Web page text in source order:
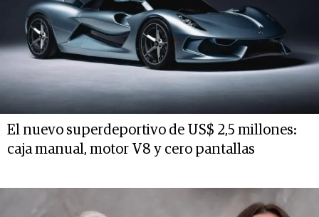
El nuevo superdeportivo de US$ 2,5 millones:
caja manual, motor V8 y cero pantallas